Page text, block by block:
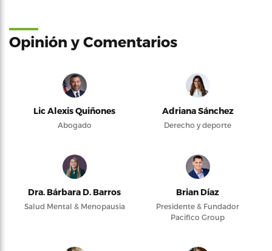
Opinión y Comentarios
Lic Alexis Quiñones
Abogado
Adriana Sánchez
Derecho y deporte
Dra. Bárbara D. Barros
Salud Mental & Menopausia
Brian Díaz
Presidente & Fundador
Pacifico Group